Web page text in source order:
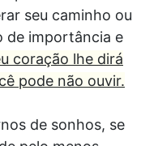
seu caminho ou
de importância e
coração lhe dirá
pode não ouvir.
de sonhos, se